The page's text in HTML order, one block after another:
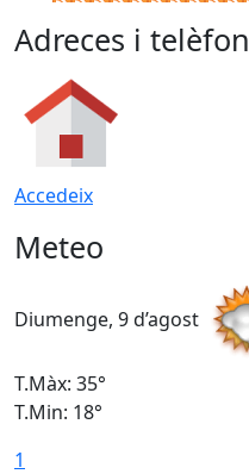
Adreces i
Accedeix
Meteo
Diumenge, 9 d’agost
T.Màx: 35°
T.Min: 18°
1